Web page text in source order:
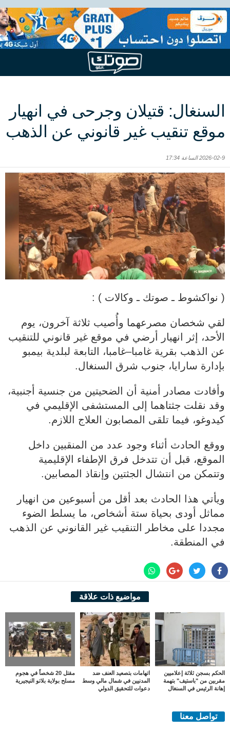
السنغال: قتيلان وجرحى في انهيار
موقع تنقيب غير قانوني عن الذهب
2026-02-9 الساعة 17:34
( نواكشوط ـ صوتك ـ وكالات ) :
لقي شخصان مصرعهما وأُصيب ثلاثة آخرون، يوم
الأحد، إثر انهيار أرضي في موقع غير قانوني للتنقيب
عن الذهب بقرية غامبا–غامبا، التابعة لبلدية بيمبو
بإدارة سارايا، جنوب شرق السنغال.
وأفادت مصادر أمنية أن الضحيتين من جنسية أجنبية،
وقد نقلت جثتاهما إلى المستشفى الإقليمي في
كيدوغو، فيما تلقى المصابون العلاج اللازم.
ووقع الحادث أثناء وجود عدد من المنقبين داخل
الموقع، قبل أن تتدخل فرق الإطفاء الإقليمية
وتتمكن من انتشال الجثتين وإنقاذ المصابين.
ويأتي هذا الحادث بعد أقل من أسبوعين من انهيار
مماثل أودى بحياة ستة أشخاص، ما يسلط الضوء
مجددا على مخاطر التنقيب غير القانوني عن الذهب
في المنطقة.
مواضيع ذات علاقة
الحكم بسجن ثلاثة إعلاميين
مقربين من "باستيف" بتهمة
إهانة الرئيس في السنغال
اتهامات بتصعيد العنف ضد
المدنيين في شمال مالي وسط
دعوات للتحقيق الدولي
مقتل 20 شخصاً في هجوم
مسلح بولاية بلاتو النيجيرية
تواصل معنا